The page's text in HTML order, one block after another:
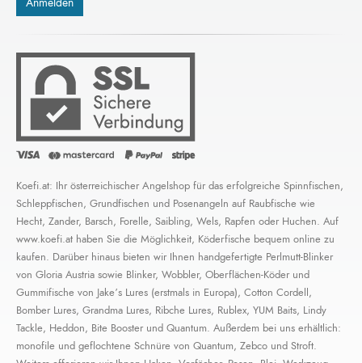
Koefi.at: Ihr österreichischer Angelshop für das erfolgreiche Spinnfischen,
Schleppfischen, Grundfischen und Posenangeln auf Raubfische wie
Hecht, Zander, Barsch, Forelle, Saibling, Wels, Rapfen oder Huchen. Auf
www.koefi.at haben Sie die Möglichkeit, Köderfische bequem online zu
kaufen. Darüber hinaus bieten wir Ihnen handgefertigte Perlmutt-Blinker
von Gloria Austria sowie Blinker, Wobbler, Oberflächen-Köder und
Gummifische von Jake’s Lures (erstmals in Europa), Cotton Cordell,
Bomber Lures, Grandma Lures, Ribche Lures, Rublex, YUM Baits, Lindy
Tackle, Heddon, Bite Booster und Quantum. Außerdem bei uns erhältlich:
monofile und geflochtene Schnüre von Quantum, Zebco und Stroft.